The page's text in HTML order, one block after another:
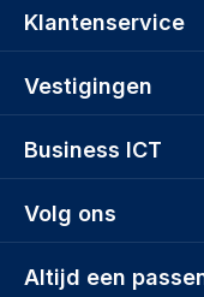
Volg ons
Altijd een
Klantenservice
Vestigingen
Business ICT